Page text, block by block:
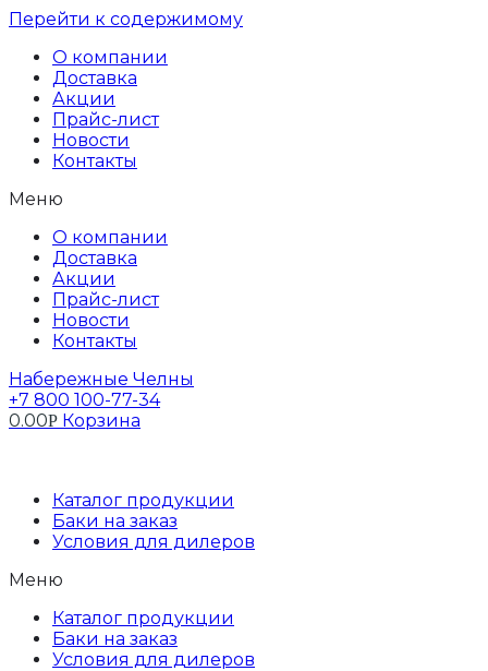
Перейти к содержимому
О компании
Доставка
Акции
Прайс-лист
Новости
Контакты
Меню
О компании
Доставка
Акции
Прайс-лист
Новости
Контакты
Набережные Челны
+7 800 100-77-34
0.00Р Корзина
Каталог продукции
Баки на заказ
Условия для дилеров
Меню
Каталог продукции
Баки на заказ
Условия для дилеров